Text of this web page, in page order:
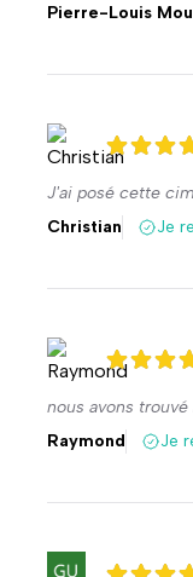
Pierre-Louis
5
5 sur 5
J'ai posé cette
Christian
Je
5
5 sur 5
nous avons
Raymond
Je